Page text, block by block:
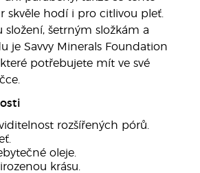
skvěle hodí i pro citlivou pleť.
složení, šetrným složkám a
je Savvy Minerals Foundation
potřebujete mít ve své
rozšířených pórů.
oleje.
krásu.